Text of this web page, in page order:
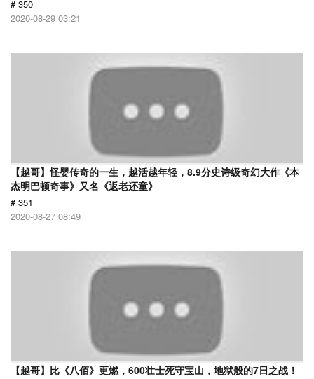
# 350
2020-08-29 03:21
【越哥】怪婴传奇的一生，越活越年轻，8.9分史诗级奇幻大作《本
杰明巴顿奇事》又名《返老还童》
# 351
2020-08-27 08:49
【越哥】比《八佰》更燃，600壮士死守宝山，地狱般的7日之战！